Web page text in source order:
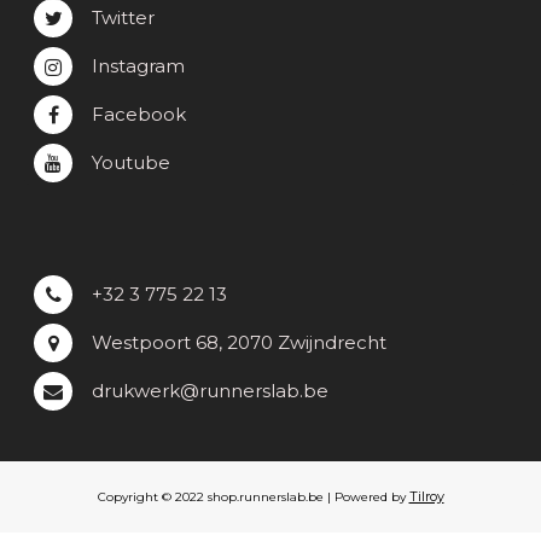
Twitter
Instagram
Facebook
Youtube
+32 3 775 22 13
Westpoort 68, 2070 Zwijndrecht
drukwerk@runnerslab.be
Copyright © 2022 shop.runnerslab.be | Powered byTilroy